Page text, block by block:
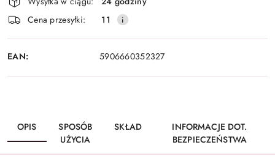
i
dostawa
Cena przesyłki:
11
EAN: 5906660352327
OPIS
SPOSÓB
UŻYCIA
SKŁAD
INFORMACJE DOT.
BEZPIECZEŃSTWA